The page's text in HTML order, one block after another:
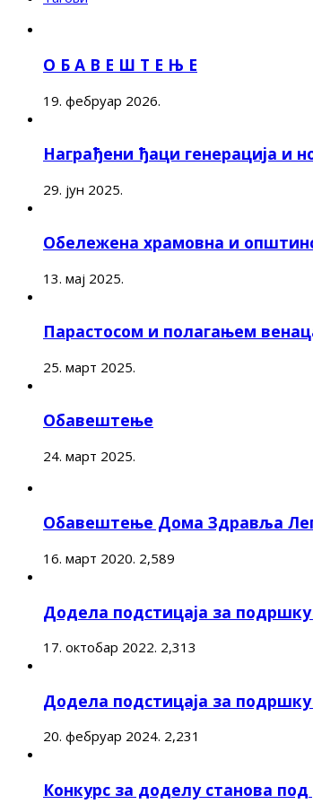
О Б А В Е Ш Т Е Њ Е
19. фебруар 2026.
Награђени ђаци генерација и
29. јун 2025.
Обележена храмовна и
13. мај 2025.
Парастосом и полагањем
25. март 2025.
Обавештење
24. март 2025.
Обавештење Дома Здравља
16. март 2020. 2,589
Додела подстицаја за
17. октобар 2022. 2,313
Додела подстицаја за
20. фебруар 2024. 2,231
Конкурс за доделу станова